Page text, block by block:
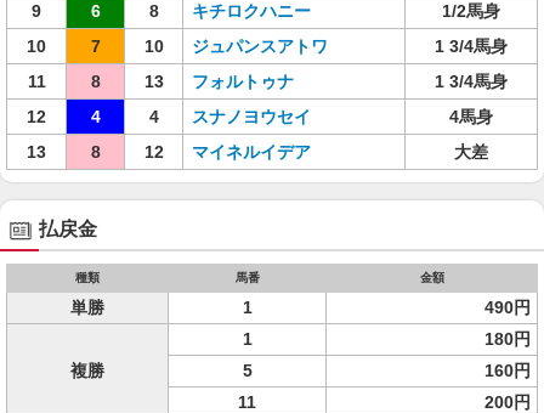
9
6 8 キチロクハニー
1/2馬身
10
7 10 ジュパンスアトワ
1 3/4馬身
11
8 13 フォルトゥナ
1 3/4馬身
12
4 4 スナノヨウセイ
4馬身
13
8 12 マイネルイデア 大差
払戻金
種類 馬番 金額
単勝 1 490円
複勝
1
180円
5
160円
11
200円